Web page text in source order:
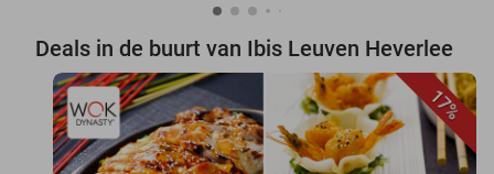
Deals in de buurt van Ibis Leuven Heverlee
17%